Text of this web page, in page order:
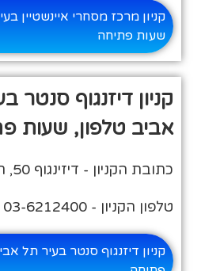
קניון מרכז מסחרי איינשטיין
שעות פתיחה
קניון דיזנגוף סנטר
אביב טלפון, שעות
כתובת הקניון - דיזינגוף 50, תל אביב
טלפון הקניון - 03-6212400
קניון דיזנגוף סנטר בעיר תל